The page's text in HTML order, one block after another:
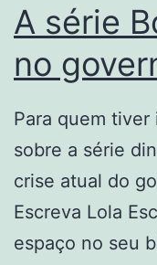
A série
no
Para quem
sobre a série
crise atual do
Escreva Lola
espaço no seu